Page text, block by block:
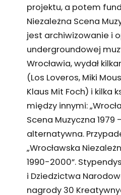
projektu, a potem
Niezależna Scena
jest archiwizowanie i
undergroundowej
Wrocławia, wydał
(Los Loveros, Miki
Klaus Mit Foch) i kilka
między innymi:
Scena Muzyczna 1979
alternatywna.
„Wrocławska
1990-2000”.
i Dziedzictwa
nagrody 30